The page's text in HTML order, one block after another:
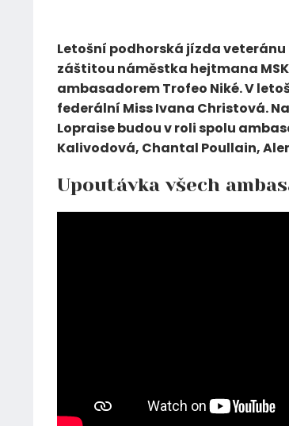
Letošní podhorská jízda veteránu
záštitou náměstka hejtmana
ambasadorem Trofeo Niké. V
federální Miss Ivana Christová.
Lopraise budou v roli spolu
Kalivodová, Chantal Poullain,
Upoutávka všech